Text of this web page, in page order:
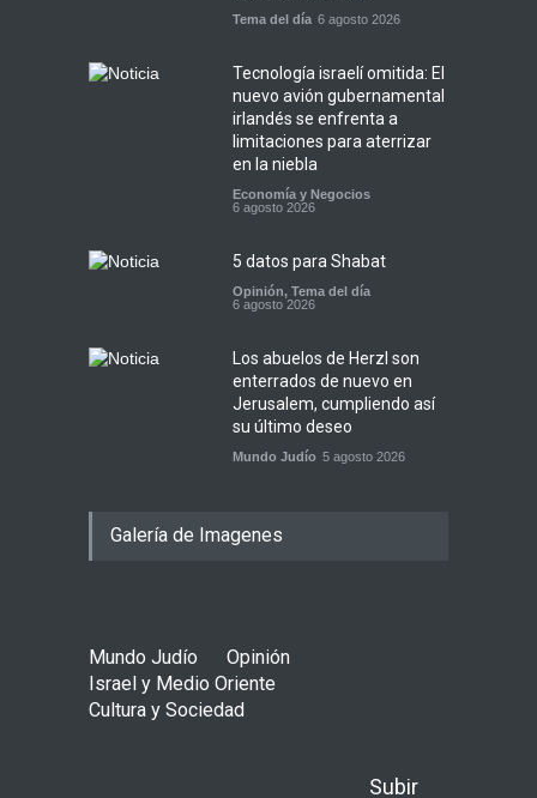
Tema del día 6 agosto 2026
Tecnología israelí omitida: El
nuevo avión gubernamental
irlandés se enfrenta a
limitaciones para aterrizar
en la niebla
Economía y Negocios
6 agosto 2026
5 datos para Shabat
Opinión, Tema del día
6 agosto 2026
Los abuelos de Herzl son
enterrados de nuevo en
Jerusalem, cumpliendo así
su último deseo
Mundo Judío 5 agosto 2026
Galería de Imagenes
Mundo Judío
Opinión
Israel y Medio Oriente
Cultura y Sociedad
Subir